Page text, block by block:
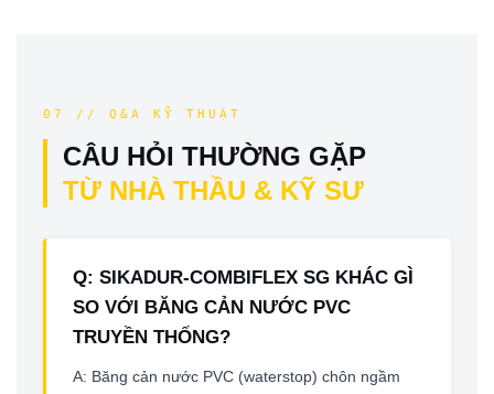
07 // Q&A KỸ THUẬT
CÂU HỎI THƯỜNG GẶP
TỪ NHÀ THẦU & KỸ SƯ
Q: SIKADUR-COMBIFLEX SG KHÁC GÌ
SO VỚI BĂNG CẢN NƯỚC PVC
TRUYỀN THỐNG?
A: Băng cản nước PVC (waterstop) chôn ngầm